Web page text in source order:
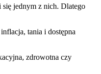
jednym z nich. Dlatego
tania i dostępna
zdrowotna czy